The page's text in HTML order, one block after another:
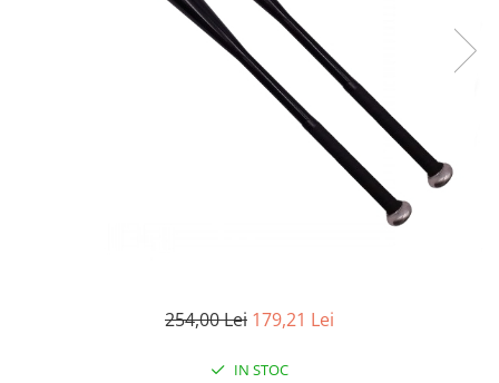
SPORTURI DE ECHIPA254,00 Lei 179,21 Lei
IN STOC